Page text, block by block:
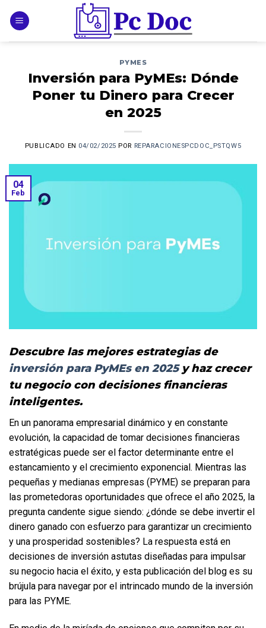
PYMES
Inversión para PyMEs: Dónde
Poner tu Dinero para Crecer
en 2025
PUBLICADO EN 04/02/2025 POR REPARACIONESPCDOC_PSTQW5
04
Feb
Descubre las mejores estrategias de
inversión para PyMEs en 2025 y haz crecer
tu negocio con decisiones financieras
inteligentes.
En un panorama empresarial dinámico y en constante
evolución, la capacidad de tomar decisiones financieras
estratégicas puede ser el factor determinante entre el
estancamiento y el crecimiento exponencial. Mientras las
pequeñas y medianas empresas (PYME) se preparan para
las prometedoras oportunidades que ofrece el año 2025, la
pregunta candente sigue siendo: ¿dónde se debe invertir el
dinero ganado con esfuerzo para garantizar un crecimiento
y una prosperidad sostenibles? La respuesta está en
decisiones de inversión astutas diseñadas para impulsar
su negocio hacia el éxito, y esta publicación del blog es su
brújula para navegar por el intrincado mundo de la inversión
para las PYME.